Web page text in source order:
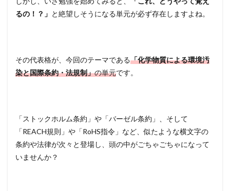
るの！？」 と絶望しそうになる単元が必ず存在しますよね。
その代表格が、今回のテーマである「化学物質による環境汚
染と国際条約・法規制」の単元です。
「ストックホルム条約」や「バーゼル条約」、そして
「REACH規則」や「RoHS指令」など、似たような横文字の
条約や法律が次々と登場し、頭の中がごちゃごちゃになって
いませんか？